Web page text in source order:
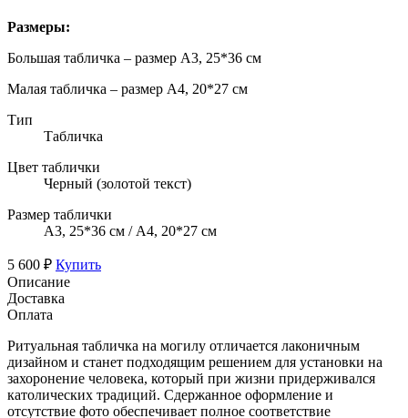
Размеры:
Большая табличка – размер А3, 25*36 см
Малая табличка – размер А4, 20*27 см
Тип
Табличка
Цвет таблички
Черный (золотой текст)
Размер таблички
А3, 25*36 см / А4, 20*27 см
5 600 ₽ Купить
Описание
Доставка
Оплата
Ритуальная табличка на могилу отличается лаконичным
дизайном и станет подходящим решением для установки на
захоронение человека, который при жизни придерживался
католических традиций. Сдержанное оформление и
отсутствие фото обеспечивает полное соответствие